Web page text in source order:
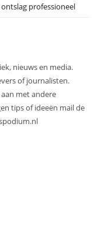
professioneel
nieuws en media.
of journalisten.
met andere
tips of ideeën mail de